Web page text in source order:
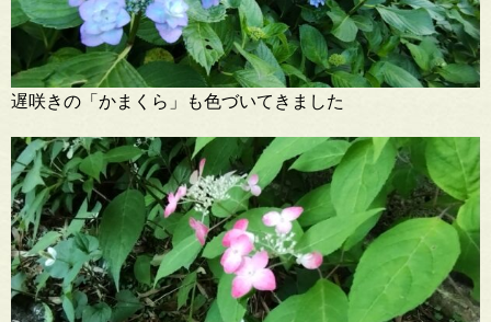
遅咲きの「かまくら」も色づいてきました